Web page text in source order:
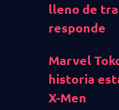
lleno de
responde
Marvel
historia
X-Men